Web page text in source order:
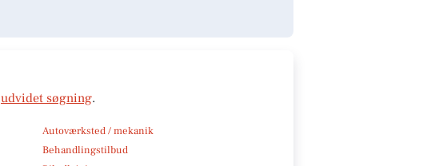
udvidet søgning.
Autoværksted / mekanik
Behandlingstilbud